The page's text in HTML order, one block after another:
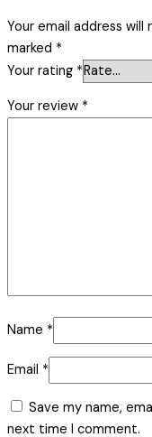
Your email address will
marked *
Your rating *
Your review *
Name *
Email *
Save my name,
next time I comment.